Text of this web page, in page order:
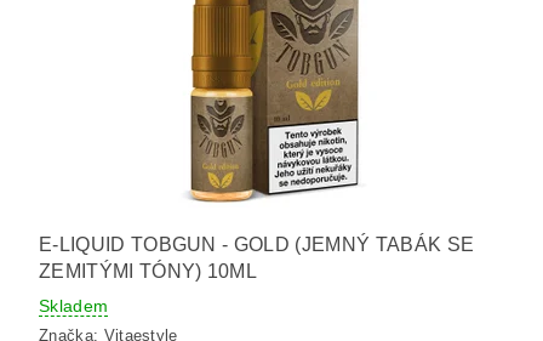
E-LIQUID TOBGUN - GOLD (JEMNÝ TABÁK SE
ZEMITÝMI TÓNY) 10ML
Skladem
Značka: Vitaestyle